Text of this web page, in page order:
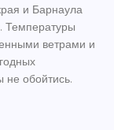
и Барнаула
Температуры
ветрами и
не обойтись.